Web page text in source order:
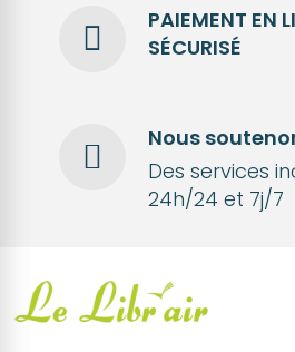
PAIEMENT EN
SÉCURISÉ
Nous
Des services
24h/24 et 7j/7